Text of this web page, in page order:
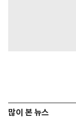
많이 본 뉴스